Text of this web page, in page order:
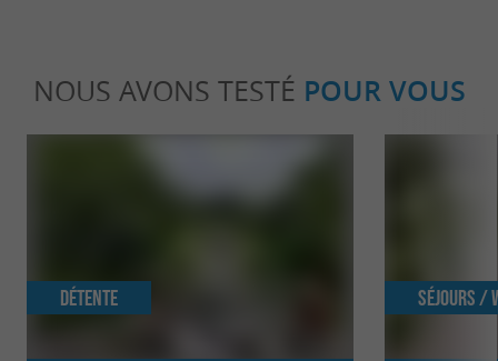
NOUS AVONS TESTÉ POUR VOUS
Détente Séjours /